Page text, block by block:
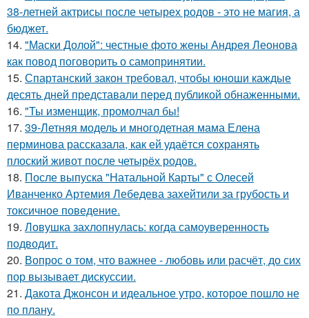
38-летней актрисы после четырех родов - это не магия, а
бюджет.
14. "Маски Долой": честные фото жены Андрея Леонова
как повод поговорить о самопринятии.
15. Спартанский закон требовал, чтобы юноши каждые
десять дней представали перед публикой обнаженными.
16. "Ты изменщик, промолчал бы!
17. 39-Летняя модель и многодетная мама Елена
перминова рассказала, как ей удаётся сохранять
плоский живот после четырёх родов.
18. После выпуска "Натальной Карты" с Олесей
Иванченко Артемия Лебедева захейтили за грубость и
токсичное поведение.
19. Ловушка захлопнулась: когда самоуверенность
подводит.
20. Вопрос о том, что важнее - любовь или расчёт, до сих
пор вызывает дискуссии.
21. Дакота Джонсон и идеальное утро, которое пошло не
по плану.